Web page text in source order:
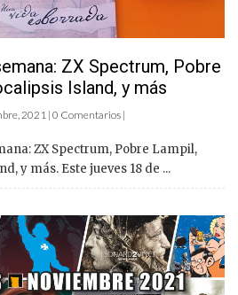
ZX Spectrum, Pobre
Island, y más
2021 | 0 Comentarios |
ZX Spectrum, Pobre Lampil,
y más. Este jueves 18 de ...